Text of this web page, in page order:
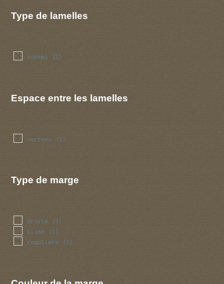
Type de lamelles
normal (1)
Espace entre les lamelles
serrees (1)
Type de marge
droite (1)
lisse (1)
reguliere (1)